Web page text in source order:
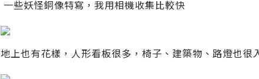
一些妖怪銅像特寫，我用相機收集比較快
地上也有花樣，人形看板很多，椅子、建築物、路燈也很